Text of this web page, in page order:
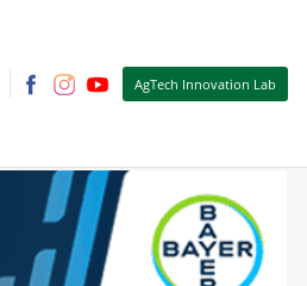
AgTech Innovation Lab